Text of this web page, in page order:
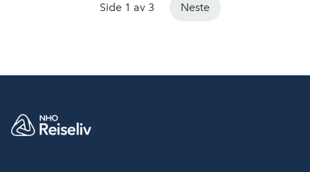
Side 1 av 3 Neste